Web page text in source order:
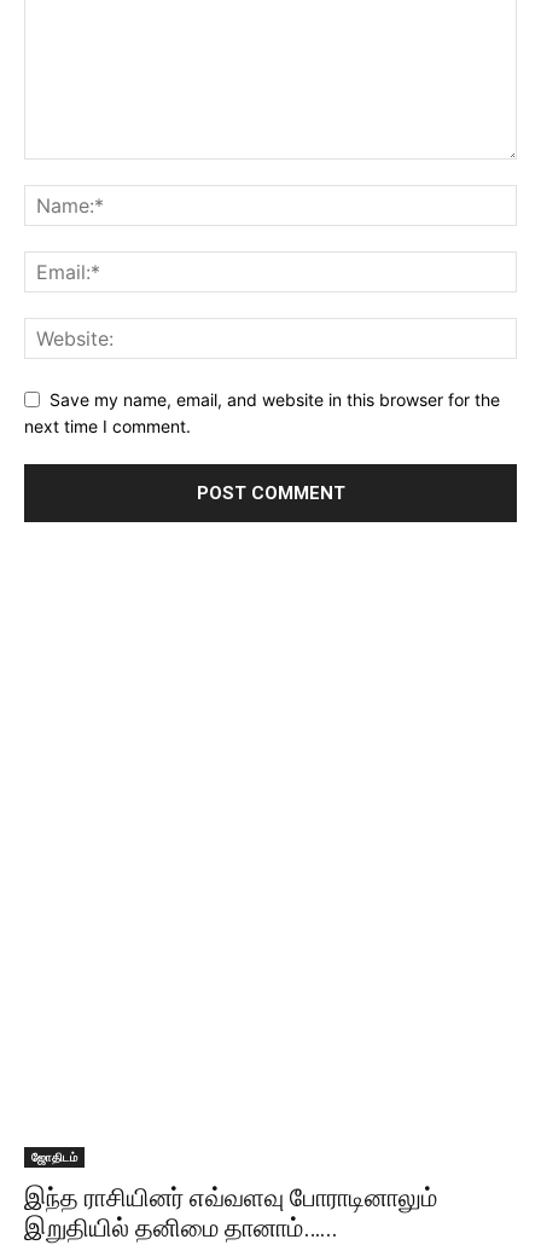
Save my name, email, and website in this browser for the
next time I comment.
ஜோதிடம்
இந்த ராசியினர் எவ்வளவு போராடினாலும்
இறுதியில் தனிமை தானாம்…...